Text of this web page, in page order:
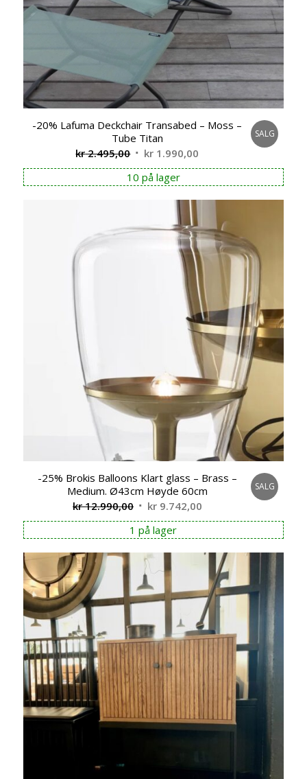
-20% Lafuma Deckchair Transabed – Moss –
Tube Titan
kr2.495,00 Opprinnelig
pris
var:
kr 2.495,00.
kr 1.990,00
pris
er:
kr 1.990,00.
SALG
10 på lager
-25% Brokis Balloons Klart glass – Brass –
Medium. Ø43cm Høyde 60cm
kr12.990,00 Opprinnelig
pris
var:
kr 12.990,00.
kr9.742,00Nåværende
pris
er:
kr 9.742,00.
SALG
1 på lager